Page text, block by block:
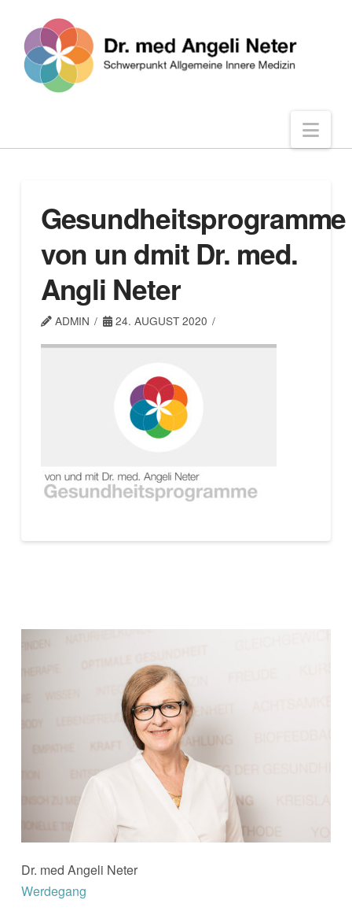
Gesundheitsprogramme
von un dmit Dr. med.
Angli Neter
ADMIN 24. AUGUST 2020
Dr. med Angeli Neter
Werdegang